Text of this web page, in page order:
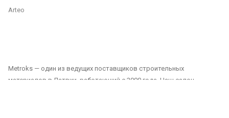
Arteo
Metroks — один из ведущих поставщиков строительных
материалов в Латвии, работающий с 2000 года. Наш салон